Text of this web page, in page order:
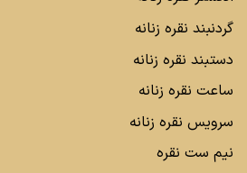
گردنبند نقره زنانه
دستبند نقره زنانه
ساعت نقره زنانه
سرویس نقره زنانه
نیم ست نقره